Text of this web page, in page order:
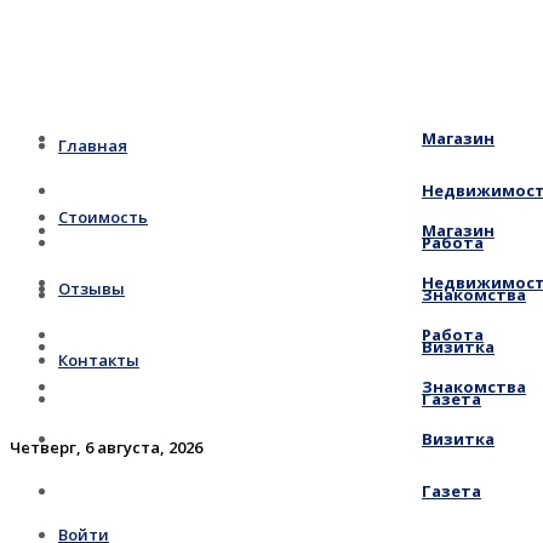
Главная
Стоимость
Отзывы
Контакты
Четверг, 6 августа, 2026
Войти
Магазин
Работа
Знакомства
Визитка
Газета
Магазин
Работа
Знакомства
Визитка
Газета